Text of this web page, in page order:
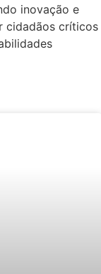
inovação e
cidadãos críticos